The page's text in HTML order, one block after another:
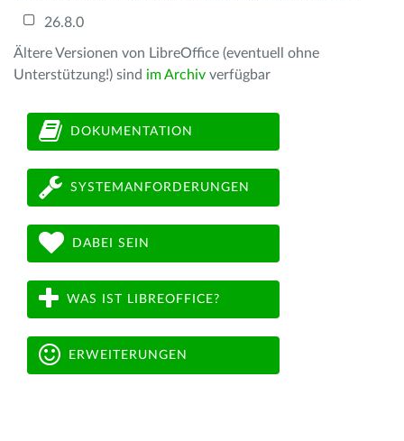
26.8.0
Ältere Versionen von LibreOffice (eventuell ohne
Unterstützung!) sind im Archiv verfügbar
DOKUMENTATION
SYSTEMANFORDERUNGEN
DABEI SEIN
WAS IST LIBREOFFICE?
ERWEITERUNGEN